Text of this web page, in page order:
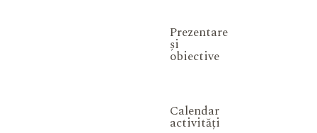
Prezentare
și
obiective
Calendar
activități